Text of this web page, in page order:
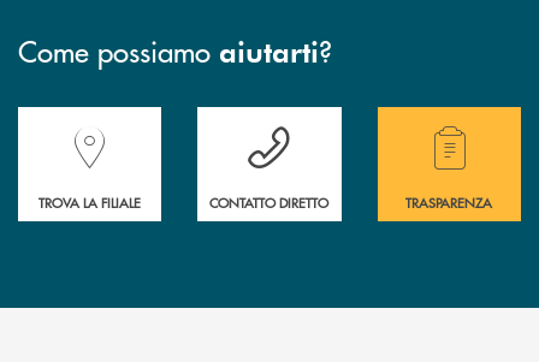
Come possiamo aiutarti?
Accedi all' elenco completo delle filiali della Banca.
TROVA LA FILIALE
Hai bisogno di assistenza immediata?
CONTATTO DIRETTO
Hai bisogno di
TRASPARENZA